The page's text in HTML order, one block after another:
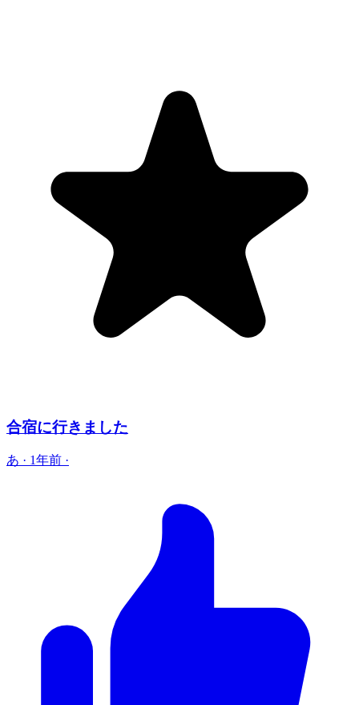
合宿に行きました
あ · 1年前 ·